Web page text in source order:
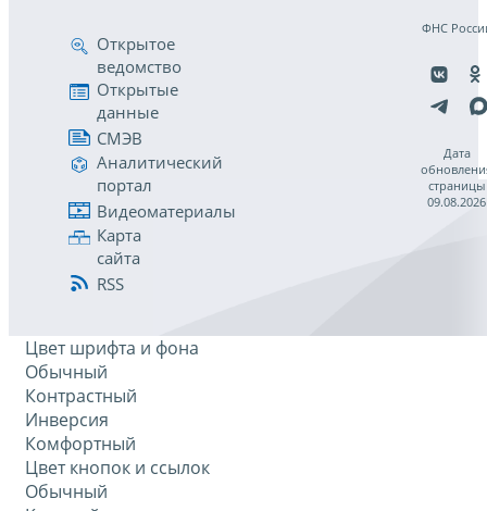
Открытое
ведомство
Открытые
данные
СМЭВ
Аналитический
портал
Видеоматериалы
Карта
сайта
RSS
ФНС
Дата
страницы
09.08.2026
Цвет шрифта и фона
Обычный
Контрастный
Инверсия
Комфортный
Цвет кнопок и ссылок
Обычный